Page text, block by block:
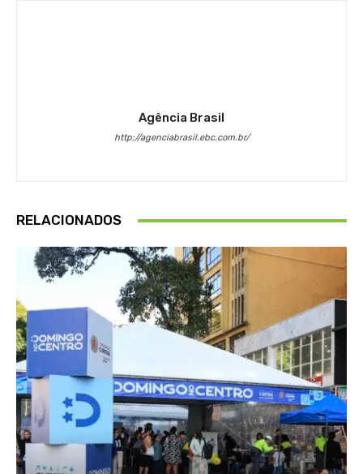
Agência Brasil
http://agenciabrasil.ebc.com.br/
RELACIONADOS